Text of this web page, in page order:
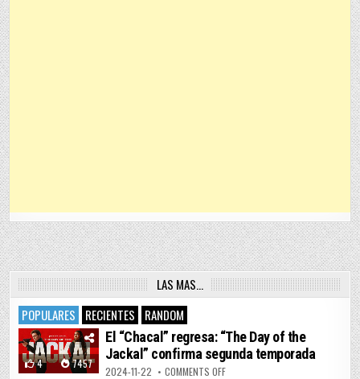
LAS MAS…
POPULARES
RECIENTES RANDOM
4 7457
El “Chacal” regresa: “The Day of the
Jackal” confirma segunda temporada
2024-11-22 COMMENTS OFFON EL “CHACAL” REGRESA: “THE